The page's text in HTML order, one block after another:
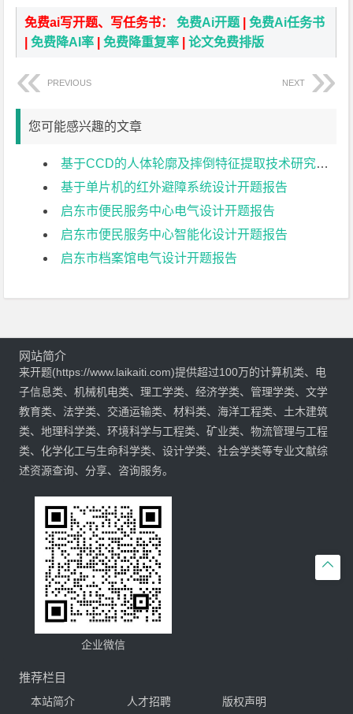
免费ai写开题、写任务书：免费Ai开题 |免费Ai任务书
|免费降AI率 |免费降重复率 |论文免费排版
PREVIOUS NEXT
您可能感兴趣的文章
基于CCD的人体轮廓及摔倒特征提取技术研究开题报告
基于单片机的红外避障系统设计开题报告
启东市便民服务中心电气设计开题报告
启东市便民服务中心智能化设计开题报告
启东市档案馆电气设计开题报告

网站简介
来开题(https://www.laikaiti.com)提供超过100万的计算机类、电
子信息类、机械机电类、理工学类、经济学类、管理学类、文学
教育类、法学类、交通运输类、材料类、海洋工程类、土木建筑
类、地理科学类、环境科学与工程类、矿业类、物流管理与工程
类、化学化工与生命科学类、设计学类、社会学类等专业文献综
述资源查询、分享、咨询服务。
企业微信
推荐栏目
本站简介 人才招聘 版权声明